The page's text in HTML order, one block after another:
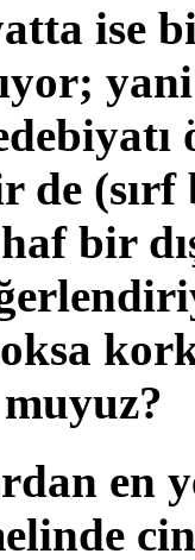
ise
de
bir
en